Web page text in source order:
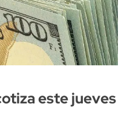
este jueves